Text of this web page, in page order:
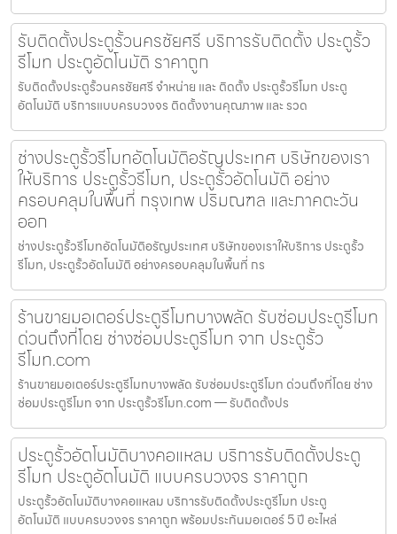
รับติดตั้งประตูรั้วนครชัยศรี บริการรับติดตั้ง ประตูรั้ว
รีโมท ประตูอัตโนมัติ ราคาถูก
รับติดตั้งประตูรั้วนครชัยศรี จำหน่าย และ ติดตั้ง ประตูรั้วรีโมท ประตู
อัตโนมัติ บริการแบบครบวงจร ติดตั้งงานคุณภาพ และ รวด
ช่างประตูรั้วรีโมทอัตโนมัติอรัญประเทศ บริษัทของเรา
ให้บริการ ประตูรั้วรีโมท, ประตูรั้วอัตโนมัติ อย่าง
ครอบคลุมในพื้นที่ กรุงเทพ ปริมณฑล และภาคตะวัน
ออก
ช่างประตูรั้วรีโมทอัตโนมัติอรัญประเทศ บริษัทของเราให้บริการ ประตูรั้ว
รีโมท, ประตูรั้วอัตโนมัติ อย่างครอบคลุมในพื้นที่ กร
ร้านขายมอเตอร์ประตูรีโมทบางพลัด รับซ่อมประตูรีโมท
ด่วนถึงที่โดย ช่างซ่อมประตูรีโมท จาก ประตูรั้ว
รีโมท.com
ร้านขายมอเตอร์ประตูรีโมทบางพลัด รับซ่อมประตูรีโมท ด่วนถึงที่โดย ช่าง
ซ่อมประตูรีโมท จาก ประตูรั้วรีโมท.com — รับติดตั้งปร
ประตูรั้วอัตโนมัติบางคอแหลม บริการรับติดตั้งประตู
รีโมท ประตูอัตโนมัติ แบบครบวงจร ราคาถูก
ประตูรั้วอัตโนมัติบางคอแหลม บริการรับติดตั้งประตูรีโมท ประตู
อัตโนมัติ แบบครบวงจร ราคาถูก พร้อมประกันมอเตอร์ 5 ปี อะไหล่